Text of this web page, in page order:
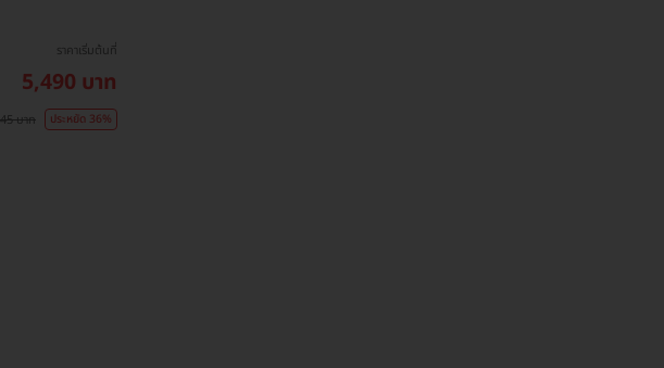
ราคาเริ่มต้นที่
5,490 บาท
บาท ประหยัด 36%